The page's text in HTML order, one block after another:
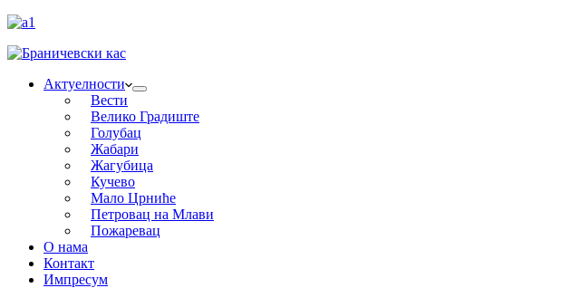
Актуелности
Вести
Велико Градиште
Голубац
Жабари
Жагубица
Кучево
Мало Црниће
Петровац на Млави
Пожаревац
О нама
Контакт
Импресум